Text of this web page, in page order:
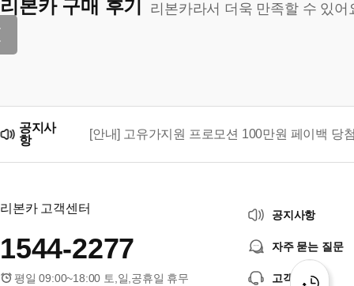
리본카 구매 후기 리본카라서 더욱 만족할 수 있어
공지사
항
[안내] 고유가지원 프로모션 100만원 페이백 당
리본카 고객센터
1544-2277
평일 09:00~18:00 토,일,공휴일 휴무
공지사항
자주 묻는 질문
고객센터